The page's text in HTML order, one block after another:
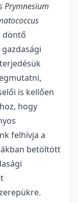
Prymnesium
döntő
is kellően
hogy
felhívja a
betöltött